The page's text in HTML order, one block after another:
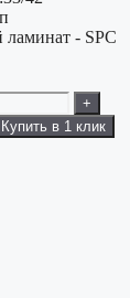
- SPC
+
Купить в 1 клик